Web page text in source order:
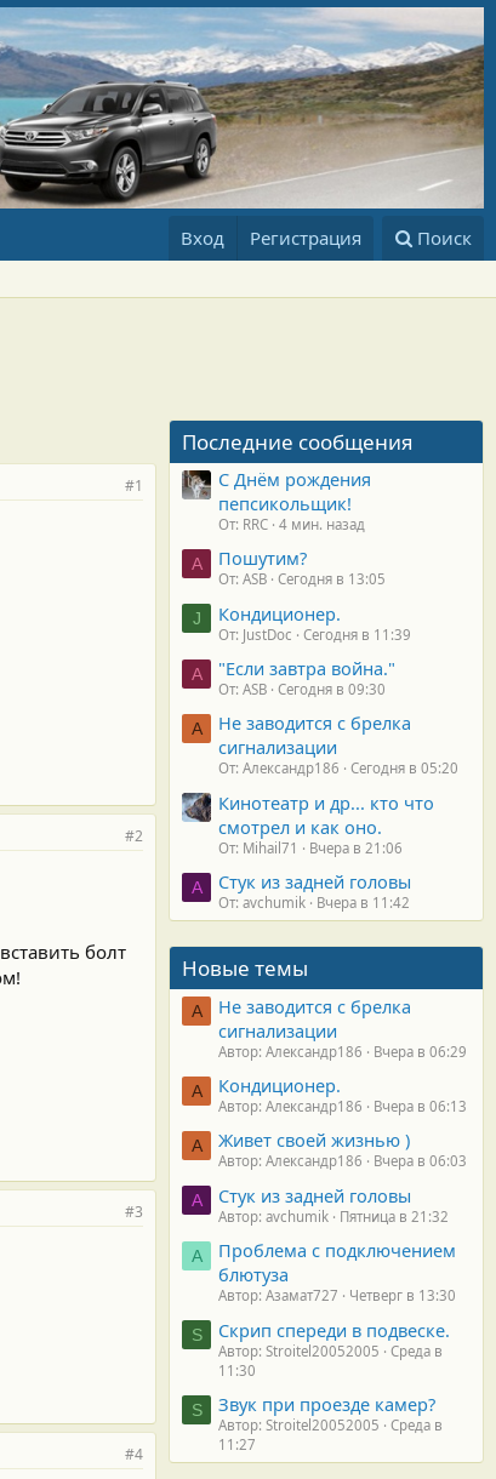
Вход Регистрация Поиск
#1
#2
болт
#3
#4
Последние сообщения
С Днём рождения
пепсикольщик!
От: RRC 4 мин. назад
A Пошутим?
От: ASB Сегодня в 13:05
J Кондиционер.
От: JustDoc Сегодня в 11:39
A "Если завтра война."
От: ASB Сегодня в 09:30
А
Не заводится с брелка
сигнализации
От: Александр186 Сегодня в 05:20
Кинотеатр и др... кто что
смотрел и как оно.
От: Mihail71 Вчера в 21:06
A Стук из задней головы
От: avchumik Вчера в 11:42
Новые темы
А
Не заводится с брелка
сигнализации
Автор: Александр186 Вчера в 06:29
А Кондиционер.
Автор: Александр186 Вчера в 06:13
А Живет своей жизнью )
Автор: Александр186 Вчера в 06:03
A Стук из задней головы
Автор: avchumik Пятница в 21:32
А
Проблема с подключением
блютуза
Автор: Азамат727 Четверг в 13:30
S Скрип спереди в подвеске.
Автор: Stroitel20052005
Среда в
11:30
S Звук при проезде камер?
Автор: Stroitel20052005
Среда в
11:27